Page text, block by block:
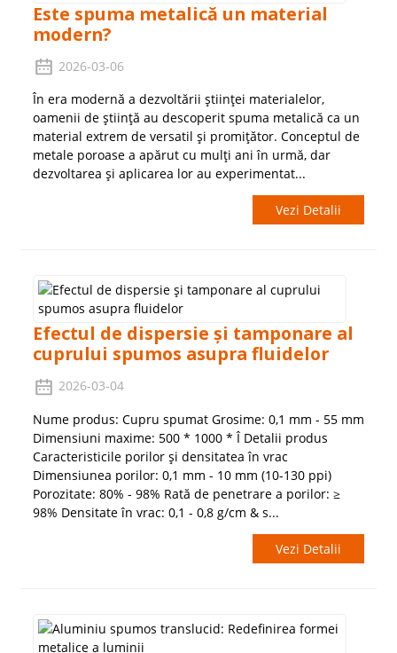
Este spuma metalică un material
modern?
2026-03-06
În era modernă a dezvoltării științei materialelor,
oamenii de știință au descoperit spuma metalică ca un
material extrem de versatil și promițător. Conceptul de
metale poroase a apărut cu mulți ani în urmă, dar
dezvoltarea și aplicarea lor au experimentat...
Vezi Detalii
Efectul de dispersie și tamponare al
cuprului spumos asupra fluidelor
2026-03-04
Nume produs: Cupru spumat Grosime: 0,1 mm - 55 mm
Dimensiuni maxime: 500 * 1000 * Î Detalii produs
Caracteristicile porilor și densitatea în vrac
Dimensiunea porilor: 0,1 mm - 10 mm (10-130 ppi)
Porozitate: 80% - 98% Rată de penetrare a porilor: ≥
98% Densitate în vrac: 0,1 - 0,8 g/cm & s...
Vezi Detalii